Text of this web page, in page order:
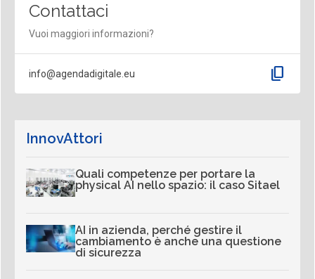
Contattaci
Vuoi maggiori informazioni?
info@agendadigitale.eu content_copy
InnovAttori
Quali competenze per portare la
physical AI nello spazio: il caso Sitael
AI in azienda, perché gestire il
cambiamento è anche una questione
di sicurezza